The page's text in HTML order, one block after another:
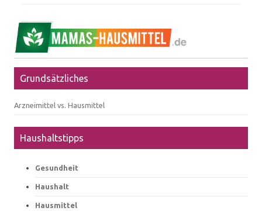
Grundsätzliches
Arzneimittel vs. Hausmittel
Haushaltstipps
Gesundheit
Haushalt
Hausmittel